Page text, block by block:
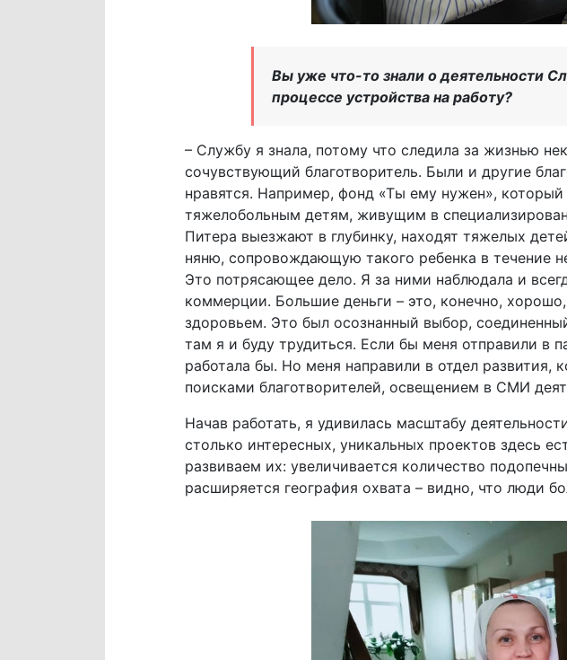
Вы уже что-то знали о деятельности
процессе устройства на работу?
– Службу я знала, потому что следила за жизнью
сочувствующий благотворитель. Были и другие
нравятся. Например, фонд «Ты ему нужен»,
тяжелобольным детям, живущим в
Питера выезжают в глубинку, находят тяжелых
няню, сопровождающую такого ребенка в течение
Это потрясающее дело. Я за ними наблюдала и
коммерции. Большие деньги – это, конечно,
здоровьем. Это был осознанный выбор,
там я и буду трудиться. Если бы меня отправили
работала бы. Но меня направили в отдел
поисками благотворителей, освещением в СМИ
Начав работать, я удивилась масштабу
столько интересных, уникальных проектов здесь
развиваем их: увеличивается количество
расширяется география охвата – видно, что люди